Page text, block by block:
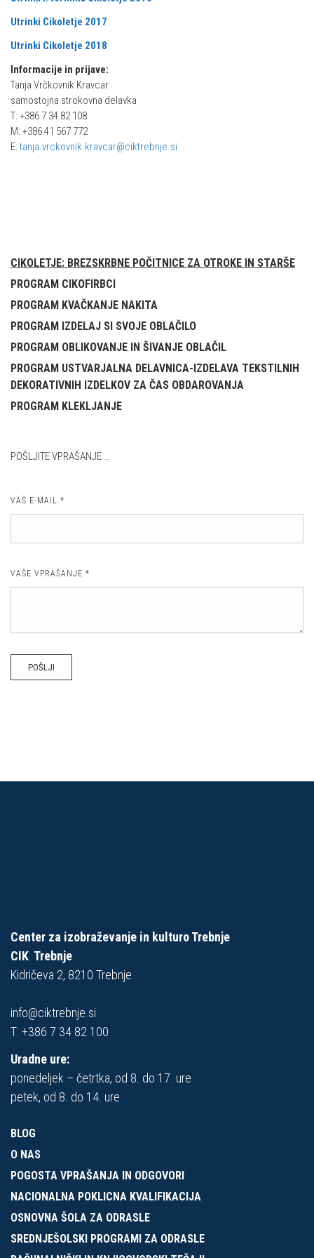
Utrinki Cikoletje 2017
Utrinki Cikoletje 2018
Informacije in prijave:
Tanja Vrčkovnik Kravcar
samostojna strokovna delavka
T: +386 7 34 82 108
M: +386 41 567 772
E: tanja.vrckovnik.kravcar@ciktrebnje.si
CIKOLETJE: BREZSKRBNE POČITNICE ZA OTROKE IN STARŠE
PROGRAM CIKOFIRBCI
PROGRAM KVAČKANJE NAKITA
PROGRAM IZDELAJ SI SVOJE OBLAČILO
PROGRAM OBLIKOVANJE IN ŠIVANJE OBLAČIL
PROGRAM USTVARJALNA DELAVNICA-IZDELAVA TEKSTILNIH
DEKORATIVNIH IZDELKOV ZA ČAS OBDAROVANJA
PROGRAM KLEKLJANJE
POŠLJITE VPRAŠANJE …
VAŠ E-MAIL *
VAŠE VPRAŠANJE *
POŠLJI
Center za izobraževanje in kulturo Trebnje
CIK Trebnje
Kidričeva 2, 8210 Trebnje
info@ciktrebnje.si
T: +386 7 34 82 100
Uradne ure:
ponedeljek – četrtka, od 8. do 17. ure
petek, od 8. do 14. ure
BLOG
O NAS
POGOSTA VPRAŠANJA IN ODGOVORI
NACIONALNA POKLICNA KVALIFIKACIJA
OSNOVNA ŠOLA ZA ODRASLE
SREDNJEŠOLSKI PROGRAMI ZA ODRASLE